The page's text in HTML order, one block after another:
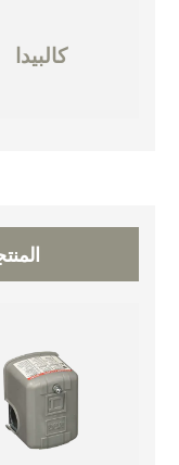
كالبيدا